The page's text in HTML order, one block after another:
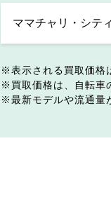
表示される買取価格
買取価格は、自転車
最新モデルや流通量